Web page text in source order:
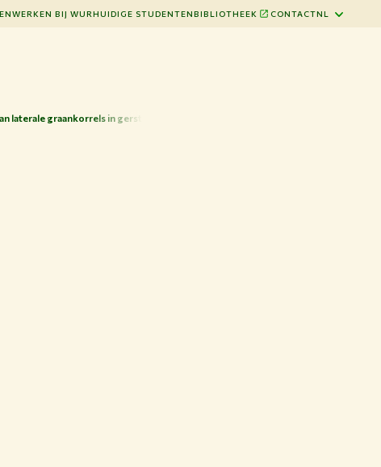
WERKEN BIJ WURHUIDIGE STUDENTENBIBLIOTHEEK CONTACTNL
laterale graankorrels in gerst